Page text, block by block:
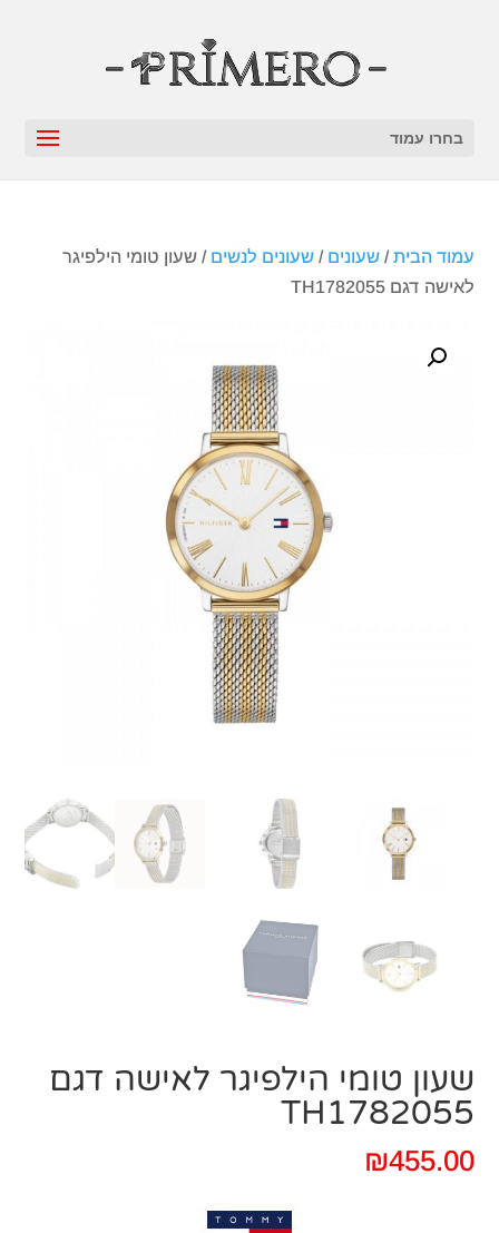
בחרו עמוד
עמוד הבית/שעונים /שעונים לנשים / שעון טומי הילפיגר
לאישה דגם TH1782055
שעון טומי הילפיגר לאישה דגם
TH1782055
₪455.00